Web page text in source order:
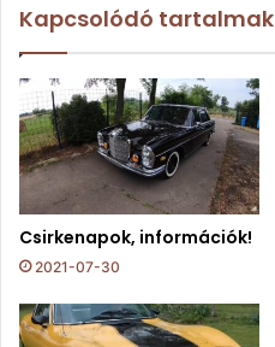
Kapcsolódó tartalmak
Csirkenapok, információk!
2021-07-30